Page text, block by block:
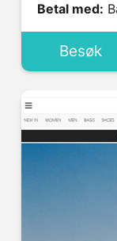
Betal med:
Besøk